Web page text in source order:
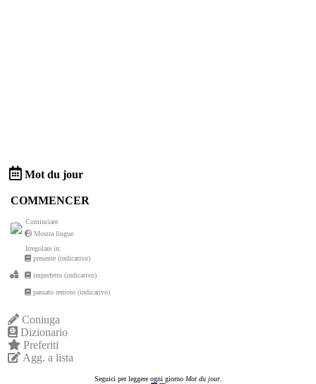
Mot du jour
COMMENCER
Cominciare
Mostra lingue
Irregolare in:
presente (indicativo)
imperfetto (indicativo)
passato remoto (indicativo)
Coniuga
Dizionario
Preferiti
Agg. a lista
Seguici per leggere ogni giorno Mot du jour.